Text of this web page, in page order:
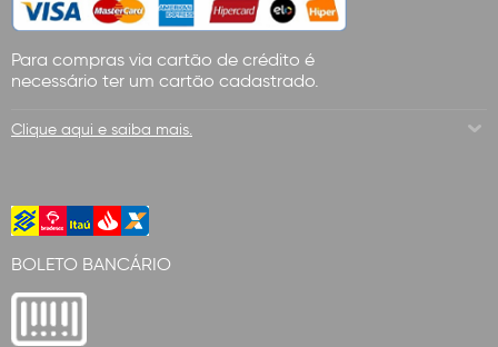
Para compras via cartão de crédito é
necessário ter um cartão cadastrado.
Clique aqui e saiba mais.
BOLETO BANCÁRIO